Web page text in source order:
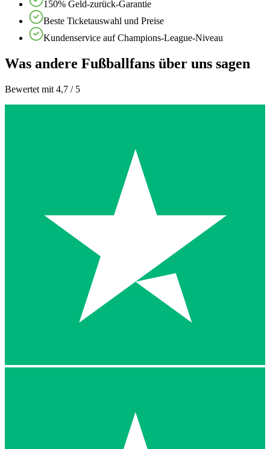
150% Geld-zurück-Garantie
Beste Ticketauswahl und Preise
Kundenservice auf Champions-League-Niveau
Was andere Fußballfans über uns sagen
Bewertet mit 4,7 / 5